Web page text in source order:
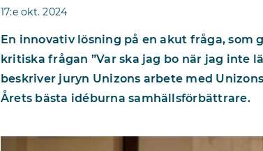
17:e okt. 2024
En innovativ lösning på en akut fråga, som
kritiska frågan ”Var ska jag bo när jag inte
beskriver juryn Unizons arbete med
Årets bästa idéburna samhällsförbättrare.